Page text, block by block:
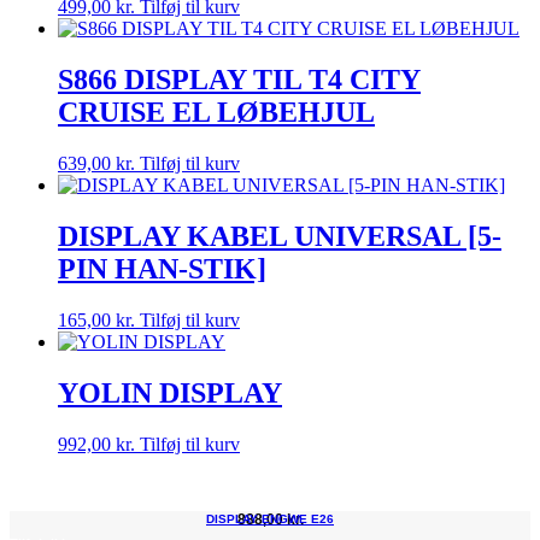
499,00 kr. Tilføj til kurv
S866 DISPLAY TIL T4 CITY
CRUISE EL LØBEHJUL
639,00 kr. Tilføj til kurv
DISPLAY KABEL UNIVERSAL [5-
PIN HAN-STIK]
165,00 kr. Tilføj til kurv
YOLIN DISPLAY
992,00 kr. Tilføj til kurv
888,00kr.
DISPLAY ENGWE E26